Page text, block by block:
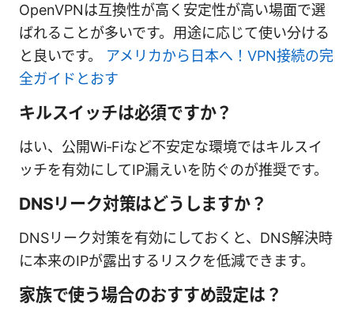
OpenVPNは互換性が高く安定性が高い場面で選
ばれることが多いです。用途に応じて使い分ける
と良いです。 アメリカから日本へ！VPN接続の完
全ガイドとおす
キルスイッチは必須ですか？
はい、公開Wi‑Fiなど不安定な環境ではキルスイ
ッチを有効にしてIP漏えいを防ぐのが推奨です。
DNSリーク対策はどうしますか？
DNSリーク対策を有効にしておくと、DNS解決時
に本来のIPが露出するリスクを低減できます。
家族で使う場合のおすすめ設定は？